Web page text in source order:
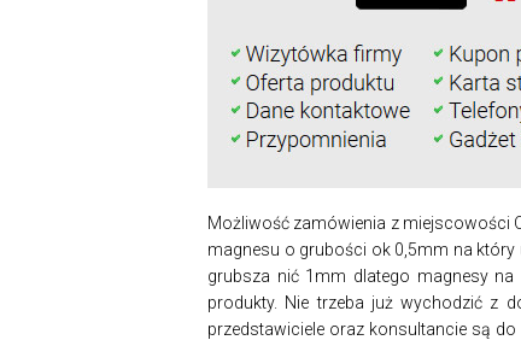
Możliwość zamówienia z miejscowości
magnesu o grubości ok 0,5mm na który
grubsza nić 1mm dlatego magnesy
produkty. Nie trzeba już wychodzić z
przedstawiciele oraz konsultancie są